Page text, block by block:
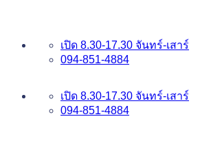
เปิด 8.30-17.30 จันทร์-เสาร์
094-851-4884
เปิด 8.30-17.30 จันทร์-เสาร์
094-851-4884